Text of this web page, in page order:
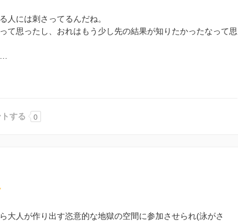
人には刺さってるんだね。
て思ったし、おれはもう少し先の結果が知りたかったなって思
する 0
大人が作り出す恣意的な地獄の空間に参加させられ(泳がさ